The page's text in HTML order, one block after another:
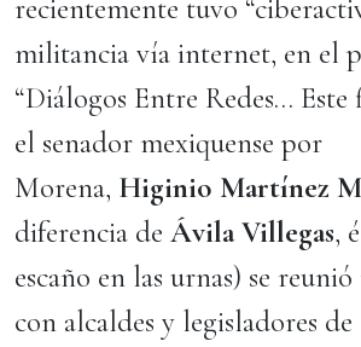
recientemente tuvo
militancia vía internet, en el
“Diálogos Entre Redes… Este
el senador mexiquense por
Morena, Higinio Martínez
diferencia de Ávila Villegas,
escaño en las urnas) se
con alcaldes y legisladores